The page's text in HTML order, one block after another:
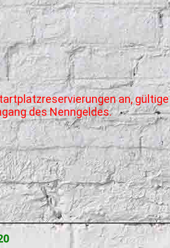
an, gültige
des Nenngeldes.